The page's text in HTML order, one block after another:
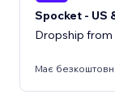
Spocket - US
Dropship from
Має